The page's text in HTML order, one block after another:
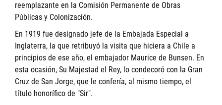
reemplazante en la Comisión Permanente de Obras
Públicas y Colonización.
En 1919 fue designado jefe de la Embajada Especial a
Inglaterra, la que retribuyó la visita que hiciera a Chile a
principios de ese año, el embajador Maurice de Bunsen. En
esta ocasión, Su Majestad el Rey, lo condecoró con la Gran
Cruz de San Jorge, que le confería, al mismo tiempo, el
título honorífico de "Sir".